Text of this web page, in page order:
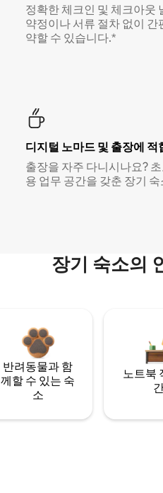
정확한 체크인 및 체크아웃
약정이나 서류 절차 없이
약할 수 있습니다.*
디지털 노마드 및 출장에 적
출장을 자주 다니시나요?
용 업무 공간을 갖춘 장기
장기 숙소의
반려동물과 함
께할 수 있는 숙
소
노트북